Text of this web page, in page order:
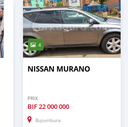
4
NISSAN MURANO
PRIX
BIF22 000 000
Bujumbura